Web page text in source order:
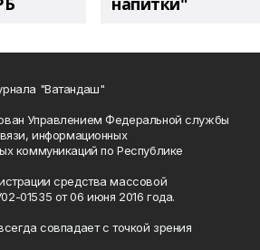
"Ватандаш"
Управлением Федеральной службы
информационных
коммуникаций по Республике
средства массовой
01535 от 06 июня 2016 года.
совпадает с точкой зрения